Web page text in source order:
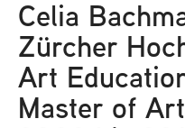
Celia
Zürcher
Art
Master of